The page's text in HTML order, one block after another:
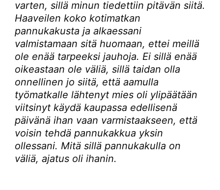
varten, sillä minun tiedettiin pitävän siitä.
Haaveilen koko kotimatkan
pannukakusta ja alkaessani
valmistamaan sitä huomaan, ettei meillä
ole enää tarpeeksi jauhoja. Ei sillä enää
oikeastaan ole väliä, sillä taidan olla
onnellinen jo siitä, että aamulla
työmatkalle lähtenyt mies oli ylipäätään
viitsinyt käydä kaupassa edellisenä
päivänä ihan vaan varmistaakseen, että
voisin tehdä pannukakkua yksin
ollessani. Mitä sillä pannukakulla on
väliä, ajatus oli ihanin.